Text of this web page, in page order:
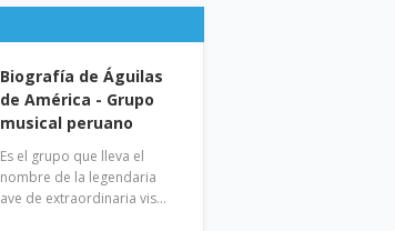
Biografía de Águilas
de América - Grupo
musical peruano
Es el grupo que lleva el
nombre de la legendaria
ave de extraordinaria vis…